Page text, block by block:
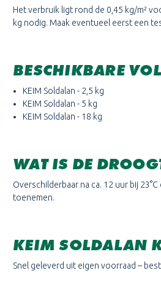
Het verbruik ligt rond de 0,45 kg/m²
kg nodig. Maak eventueel eerst een
BESCHIKBARE
KEIM Soldalan - 2,5 kg
KEIM Soldalan - 5 kg
KEIM Soldalan - 18 kg
WAT IS DE
Overschilderbaar na ca. 12 uur bij
toenemen.
KEIM SOLDALAN
Snel geleverd uit eigen voorraad –